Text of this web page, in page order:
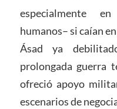
especialmente
humanos– si caían
Ásad ya
prolongada guerra
ofreció apoyo
escenarios de